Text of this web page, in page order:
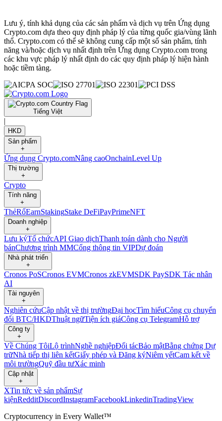
Lưu ý, tính khả dụng của các sản phẩm và dịch vụ trên Ứng dụng
Crypto.com dựa theo quy định pháp lý của từng quốc gia/vùng lãnh
thổ. Crypto.com có thể sẽ không cung cấp một số sản phẩm, tính
năng và/hoặc dịch vụ nhất định trên Ứng dụng Crypto.com trong
các khu vực pháp lý nhất định do các quy định pháp lý hiện hành
hoặc tiềm tàng.
Tiếng Việt
|
HKD
Sản phẩm
+
Ứng dụng Crypto.comNâng caoOnchainLevel Up
Thị trường
+
Crypto
Tính năng
+
ThẻRổEarnStakingStake DeFiPayPrimeNFT
Doanh nghiệp
+
Lưu kýTổ chứcAPI Giao dịchThanh toán dành cho Người
bánChương trình MMCổng thông tin VIPDự đoán
Nhà phát triển
+
Cronos PoSCronos EVMCronos zkEVMSDK PaySDK Tác nhân
AI
Tài nguyên
+
Nghiên cứuCập nhật về thị trườngĐại họcTìm hiểuCông cụ chuyển
đổi BTC/HKDThuật ngữTiện ích giáCông cụ TelegramHỗ trợ
Công ty
+
Về Chúng TôiLộ trìnhNghề nghiệpĐối tácBảo mậtBằng chứng Dự
trữNhà tiếp thị liên kếtGiấy phép và Đăng kýNiêm yếtCam kết về
môi trườngQuỹ đầu tưXác minh
Cập nhật
+
XTin tức về sản phẩmSự
kiệnRedditDiscordInstagramFacebookLinkedinTradingView
Cryptocurrency in Every Wallet™